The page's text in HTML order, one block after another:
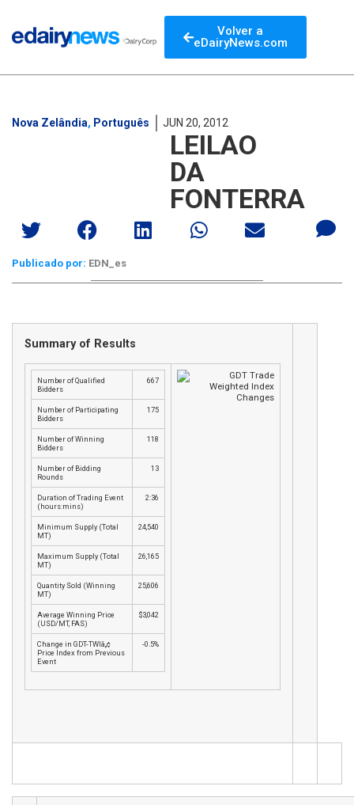
Volver a
eDairyNews.com
Nova Zelândia, Português JUN 20, 2012
LEILAO
DA
FONTERRA
Publicado por: EDN_es
Summary of Results
Number of Qualified
Bidders
667
Number of Participating
Bidders
175
Number of Winning
Bidders
118
Number of Bidding
Rounds
13
Duration of Trading Event
(hours:mins)
2:36
Minimum Supply (Total
MT)
24,540
Maximum Supply (Total
MT)
26,165
Quantity Sold (Winning
MT)
25,606
Average Winning Price
(USD/MT, FAS)
$3,042
Change in GDT-TWIâ„¢
Price Index from Previous
Event
-0.5%